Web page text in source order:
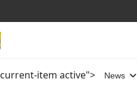
current-item active"> News